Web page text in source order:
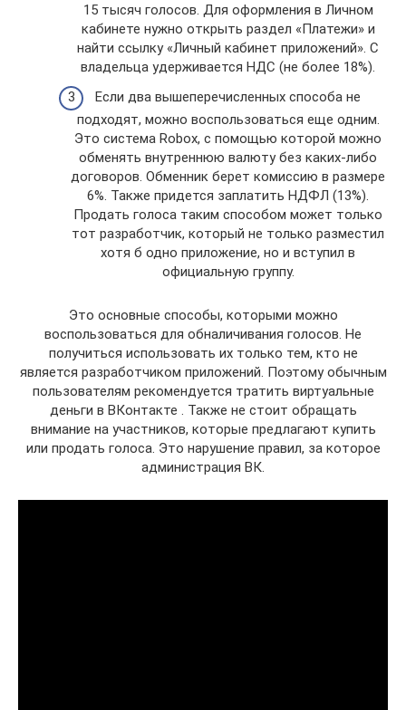
15 тысяч голосов. Для оформления в Личном
кабинете нужно открыть раздел «Платежи» и
найти ссылку «Личный кабинет приложений». С
владельца удерживается НДС (не более 18%).
Если два вышеперечисленных способа не
подходят, можно воспользоваться еще одним.
Это система Robox, с помощью которой можно
обменять внутреннюю валюту без каких-либо
договоров. Обменник берет комиссию в размере
6%. Также придется заплатить НДФЛ (13%).
Продать голоса таким способом может только
тот разработчик, который не только разместил
хотя б одно приложение, но и вступил в
официальную группу.
Это основные способы, которыми можно
воспользоваться для обналичивания голосов. Не
получиться использовать их только тем, кто не
является разработчиком приложений. Поэтому обычным
пользователям рекомендуется тратить виртуальные
деньги в ВКонтакте . Также не стоит обращать
внимание на участников, которые предлагают купить
или продать голоса. Это нарушение правил, за которое
администрация ВК.